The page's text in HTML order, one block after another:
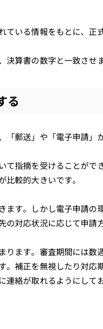
いる情報をもとに、正
算書の数字と一致させ
る
郵送」や「電子申請」
指摘を受けることがで
較的大きいです。
ます。しかし電子申請
対応状況に応じて申請
ります。審査期間には
。補正を無視したり対
絡が取れるようにして